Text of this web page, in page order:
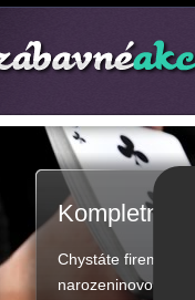
Kompletní
Chystáte firemní
narozeninovou